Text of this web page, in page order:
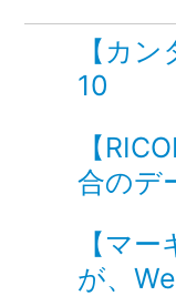
【カ
10
【
合のデ
【マ
が、